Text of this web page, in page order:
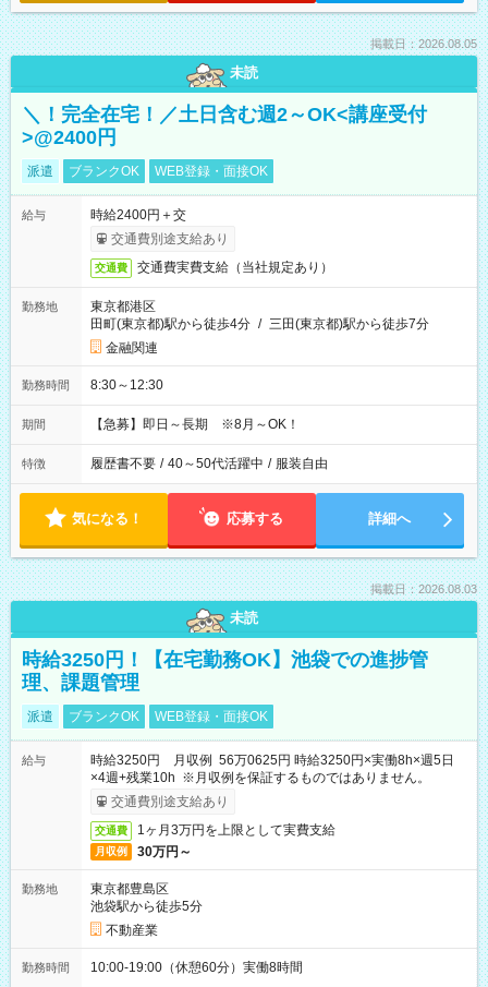
掲載日：2026.08.05
未読
＼！完全在宅！／土日含む週2～OK<講座受付
>@2400円
派遣 ブランクOK WEB登録・面接OK
給与
時給2400円＋交
交通費別途支給あり
交通費 交通費実費支給（当社規定あり）
勤務地
東京都港区
田町(東京都)駅から徒歩4分 / 三田(東京都)駅から徒歩7分
金融関連
勤務時間 8:30～12:30
期間 【急募】即日～長期 ※8月～OK！
特徴 履歴書不要 / 40～50代活躍中 / 服装自由
気になる！ 応募する 詳細へ
掲載日：2026.08.03
未読
時給3250円！【在宅勤務OK】池袋での進捗管
理、課題管理
派遣 ブランクOK WEB登録・面接OK
給与
時給3250円 月収例 56万0625円 時給3250円×実働8h×週5日
×4週+残業10h ※月収例を保証するものではありません。
交通費別途支給あり
交通費 1ヶ月3万円を上限として実費支給
月収例 30万円～
勤務地
東京都豊島区
池袋駅から徒歩5分
不動産業
勤務時間 10:00-19:00（休憩60分）実働8時間